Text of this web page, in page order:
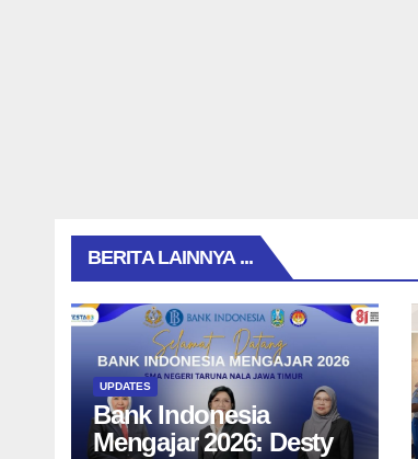
BERITA LAINNYA ...
UPDATES
Bank Indonesia
Mengajar 2026: Desty